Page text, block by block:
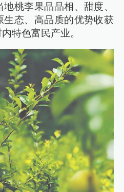
桃李果品品相、甜度、
生态、高品质的优势收获
特色富民产业。